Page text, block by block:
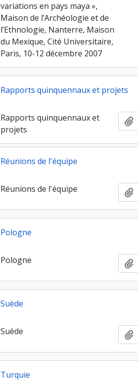
variations en pays maya »,
Maison de l’Archéologie et de
l’Ethnologie, Nanterre, Maison
du Mexique, Cité Universitaire,
Paris, 10-12 décembre 2007
Rapports quinquennaux et projets
Rapports quinquennaux et
projets
Réunions de l'équipe
Réunions de l'équipe
Pologne
Pologne
Suède
Suède
Turquie